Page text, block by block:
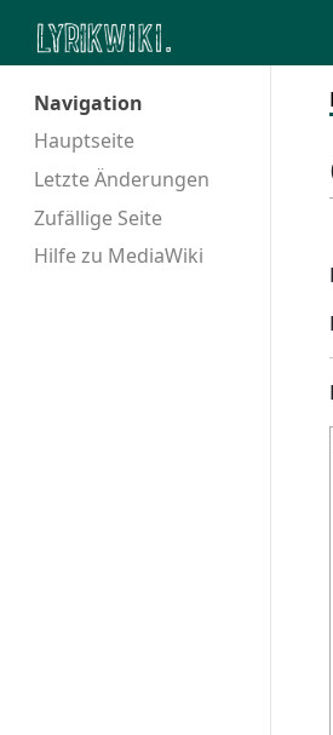
Navigation
Hauptseite
Letzte Änderungen
Zufällige Seite
Hilfe zu MediaWiki